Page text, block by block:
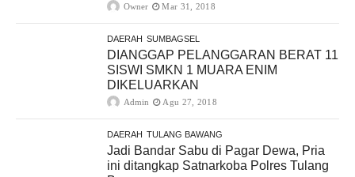
Owner Mar 31, 2018
DAERAH SUMBAGSEL
DIANGGAP PELANGGARAN BERAT 11
SISWI SMKN 1 MUARA ENIM
DIKELUARKAN
Admin Agu 27, 2018
DAERAH TULANG BAWANG
Jadi Bandar Sabu di Pagar Dewa, Pria
ini ditangkap Satnarkoba Polres Tulang